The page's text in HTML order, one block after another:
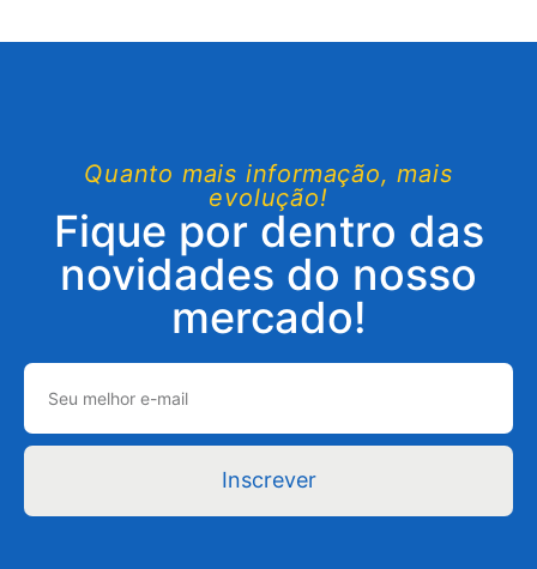
Quanto mais informação, mais
evolução!
Fique por dentro das
novidades do nosso
mercado!
Inscrever